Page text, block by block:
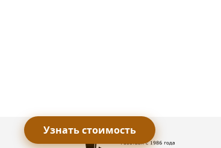
Узнать стоимость